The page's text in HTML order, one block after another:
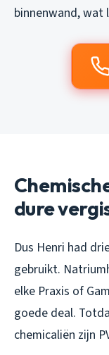
binnenwand,
dure
Dus Henri had
gebruikt.
elke Praxis of
goede deal.
chemicaliën zijn